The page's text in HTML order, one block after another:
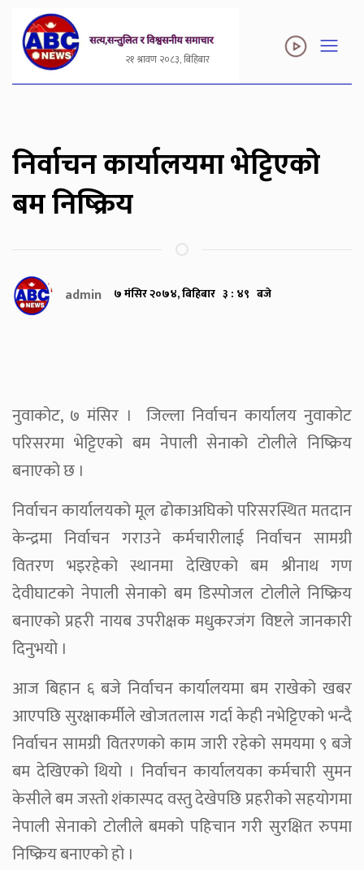
२१ श्रावण २०८३, बिहिबार
निर्वाचन कार्यालयमा भेट्टिएको
बम निष्क्रिय
admin ७ मंसिर २०७४, बिहिबार ३ : ४९ बजे
नुवाकोट, ७ मंसिर । जिल्ला निर्वाचन कार्यालय नुवाकोट
परिसरमा भेट्टिएको बम नेपाली सेनाको टोलीले निष्क्रिय
बनाएको छ ।
निर्वाचन कार्यालयको मूल ढोकाअघिको परिसरस्थित मतदान
केन्द्रमा निर्वाचन गराउने कर्मचारीलाई निर्वाचन सामग्री
वितरण भइरहेको स्थानमा देखिएको बम श्रीनाथ गण
देवीघाटको नेपाली सेनाको बम डिस्पोजल टोलीले निष्क्रिय
बनाएको प्रहरी नायब उपरीक्षक मधुकरजंग विष्टले जानकारी
दिनुभयो ।
आज बिहान ६ बजे निर्वाचन कार्यालयमा बम राखेको खबर
आएपछि सुरक्षाकर्मीले खोजतलास गर्दा केही नभेट्टिएको भन्दै
निर्वाचन सामग्री वितरणको काम जारी रहेको समयमा ९ बजे
बम देखिएको थियो । निर्वाचन कार्यालयका कर्मचारी सुमन
केसीले बम जस्तो शंकास्पद वस्तु देखेपछि प्रहरीको सहयोगमा
नेपाली सेनाको टोलीले बमको पहिचान गरी सुरक्षित रुपमा
निष्क्रिय बनाएको हो ।